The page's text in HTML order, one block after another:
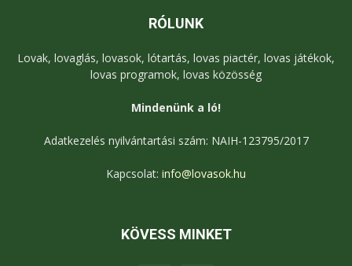
RÓLUNK
Lovak, lovaglás, lovasok, lótartás, lovas piactér, lovas játékok,
lovas programok, lovas közösség
Mindenünk a ló!
Adatkezelés nyilvántartási szám: NAIH-123795/2017
Kapcsolat: info@lovasok.hu
KÖVESS MINKET